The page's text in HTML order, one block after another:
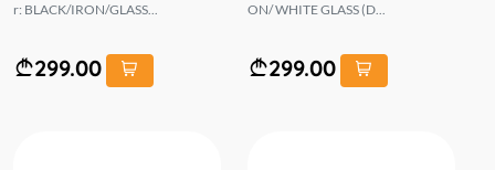
r: BLACK/IRON/GLASS...
299.00
ON/ WHITE GLASS (D...
299.00